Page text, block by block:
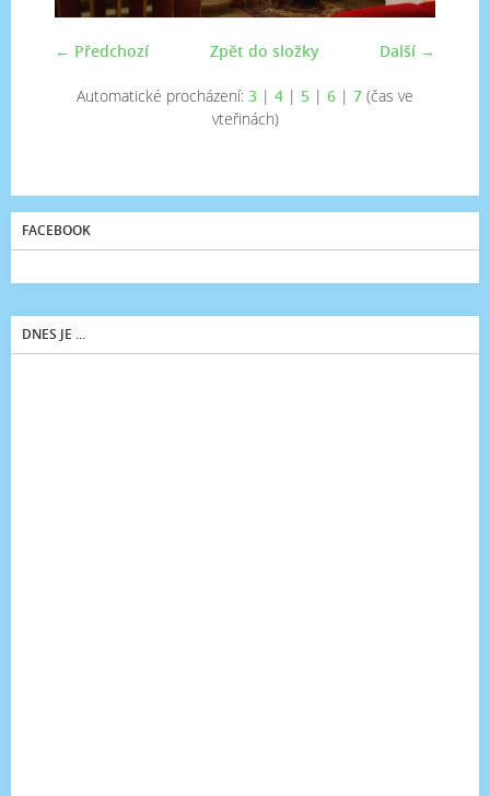
← Předchozí Další →
Zpět do složky
Automatické procházení: 3 | 4 | 5 | 6 | 7 (čas ve
vteřinách)
FACEBOOK
DNES JE ...